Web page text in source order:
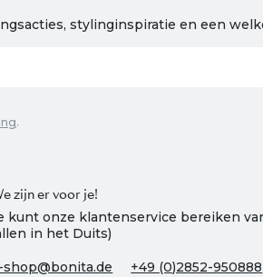
zijn er voor je!
kunt onze klantenservice bereiken
in het Duits)
shop@bonita.de +49 (0)2852-950888
stylinginspiratie en een
.